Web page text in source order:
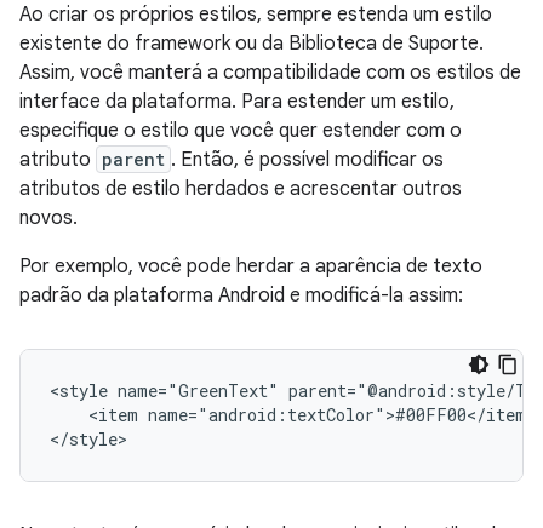
Ao criar os próprios estilos, sempre estenda um estilo
existente do framework ou da Biblioteca de Suporte.
Assim, você manterá a compatibilidade com os estilos de
interface da plataforma. Para estender um estilo,
especifique o estilo que você quer estender com o
atributo parent . Então, é possível modificar os
atributos de estilo herdados e acrescentar outros
novos.
Por exemplo, você pode herdar a aparência de texto
padrão da plataforma Android e modificá-la assim:
<style name="GreenText"
<item name="android:textColor">#00FF00</item>
</style>